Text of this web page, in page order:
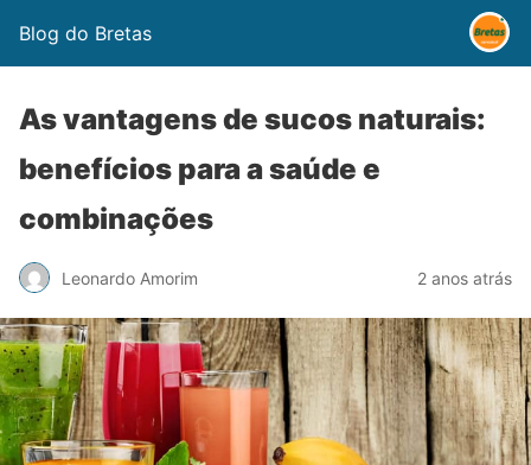
Blog do Bretas
As vantagens de sucos naturais:
benefícios para a saúde e
combinações
Leonardo Amorim 2 anos atrás